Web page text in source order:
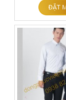
ĐẶT